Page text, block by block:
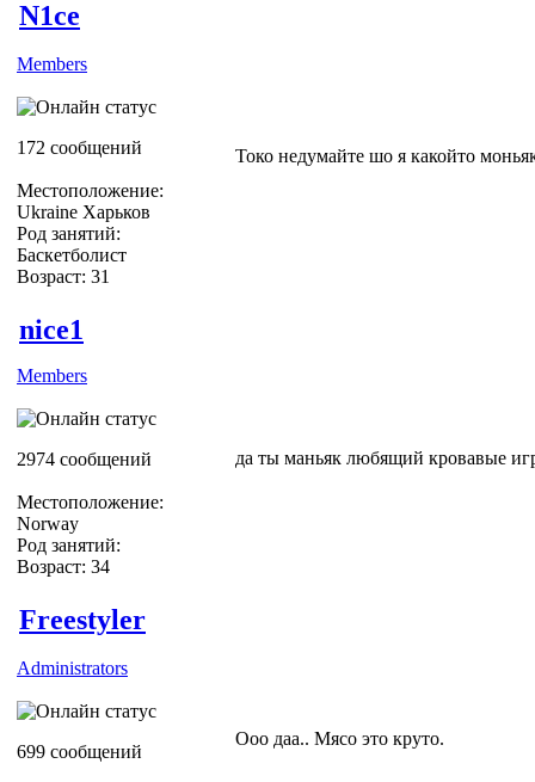
N1ce
Members
172 сообщений
Местоположение:
Ukraine Харьков
Род занятий:
Баскетболист
Возраст: 31
Токо недумайте шо я какойто
nice1
Members
2974 сообщений
Местоположение:
Norway
Род занятий:
Возраст: 34
да ты маньяк любящий кровавые
Freestyler
Administrators
699 сообщений
Ооо даа.. Мясо это круто.